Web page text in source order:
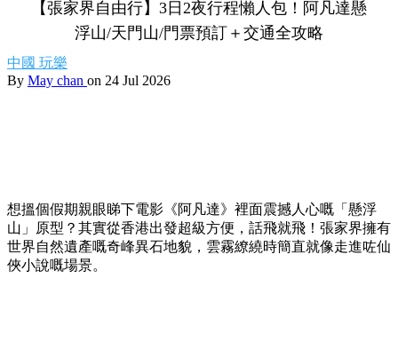
【張家界自由行】3日2夜行程懶人包！阿凡達懸
浮山/天門山/門票預訂＋交通全攻略
中國 玩樂
By May chan on 24 Jul 2026
想搵個假期親眼睇下電影《阿凡達》裡面震撼人心嘅「懸浮
山」原型？其實從香港出發超級方便，話飛就飛！張家界擁有
世界自然遺產嘅奇峰異石地貌，雲霧繚繞時簡直就像走進咗仙
俠小說嘅場景。